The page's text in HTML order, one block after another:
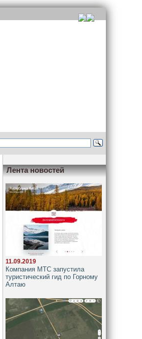
Лента новостей
11.09.2019
Компания МТС запустила
туристический гид по Горному
Алтаю